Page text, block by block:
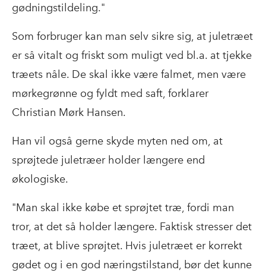
gødningstildeling."
Som forbruger kan man selv sikre sig, at juletræet
er så vitalt og friskt som muligt ved bl.a. at tjekke
træets nåle. De skal ikke være falmet, men være
mørkegrønne og fyldt med saft, forklarer
Christian Mørk Hansen.
Han vil også gerne skyde myten ned om, at
sprøjtede juletræer holder længere end
økologiske.
"Man skal ikke købe et sprøjtet træ, fordi man
tror, at det så holder længere. Faktisk stresser det
træet, at blive sprøjtet. Hvis juletræet er korrekt
gødet og i en god næringstilstand, bør det kunne